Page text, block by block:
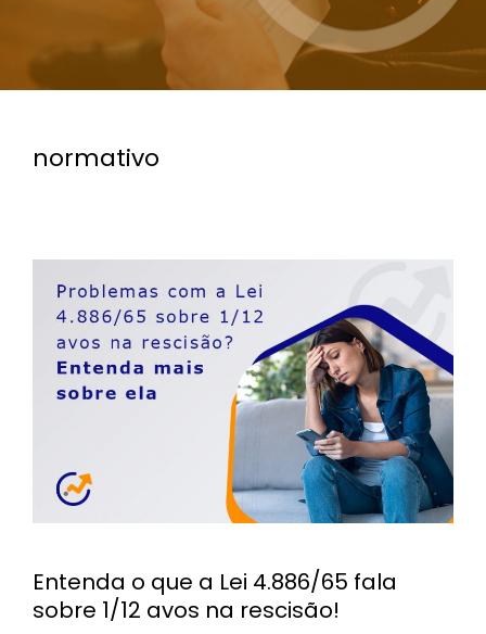
normativo
Entenda o que a Lei 4.886/65 fala
sobre 1/12 avos na rescisão!